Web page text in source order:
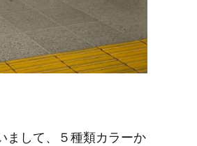
まして、５種類カラーか